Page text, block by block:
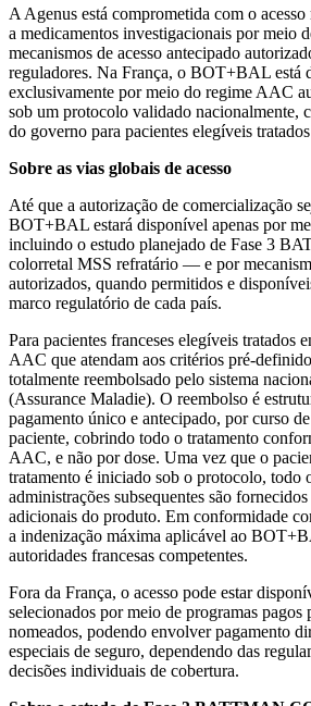
A Agenus está comprometida com o acesso
a medicamentos investigacionais por meio
mecanismos de acesso antecipado
reguladores. Na França, o BOT+BAL está
exclusivamente por meio do regime AAC
sob um protocolo validado nacionalmente,
do governo para pacientes elegíveis
Sobre as vias globais de acesso
Até que a autorização de comercialização
BOT+BAL estará disponível apenas por
incluindo o estudo planejado de Fase 3
colorretal MSS refratário — e por
autorizados, quando permitidos e
marco regulatório de cada país.
Para pacientes franceses elegíveis tratados
AAC que atendam aos critérios pré-
totalmente reembolsado pelo sistema
(Assurance Maladie). O reembolso é
pagamento único e antecipado, por curso
paciente, cobrindo todo o tratamento
AAC, e não por dose. Uma vez que o
tratamento é iniciado sob o protocolo, todo
administrações subsequentes são
adicionais do produto. Em conformidade
a indenização máxima aplicável ao
autoridades francesas competentes.
Fora da França, o acesso pode estar
selecionados por meio de programas pagos
nomeados, podendo envolver pagamento
especiais de seguro, dependendo das
decisões individuais de cobertura.